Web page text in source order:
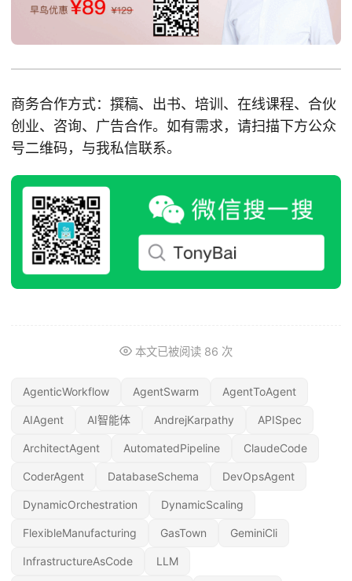
商务合作方式：撰稿、出书、培训、在线课程、合伙
创业、咨询、广告合作。如有需求，请扫描下方公众
号二维码，与我私信联系。
本文已被阅读 86 次
AgenticWorkflow AgentSwarm AgentToAgent
AIAgent AI智能体 AndrejKarpathy APISpec
ArchitectAgent AutomatedPipeline ClaudeCode
CoderAgent DatabaseSchema DevOpsAgent
DynamicOrchestration DynamicScaling
FlexibleManufacturing GasTown GeminiCli
InfrastructureAsCode LLM